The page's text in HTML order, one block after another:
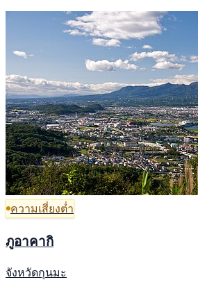
ความเสี่ยงต่ำ
ภูอาคากิ
จังหวัดกุนมะ